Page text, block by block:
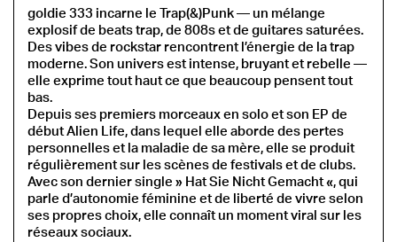
goldie 333 incarne le Trap(&)Punk — un mélange
explosif de beats trap, de 808s et de guitares saturées.
Des vibes de rockstar rencontrent l’énergie de la trap
moderne. Son univers est intense, bruyant et rebelle —
elle exprime tout haut ce que beaucoup pensent tout
bas.
Depuis ses premiers morceaux en solo et son EP de
début Alien Life, dans lequel elle aborde des pertes
personnelles et la maladie de sa mère, elle se produit
régulièrement sur les scènes de festivals et de clubs.
Avec son dernier single » Hat Sie Nicht Gemacht «, qui
parle d’autonomie féminine et de liberté de vivre selon
ses propres choix, elle connaît un moment viral sur les
réseaux sociaux.